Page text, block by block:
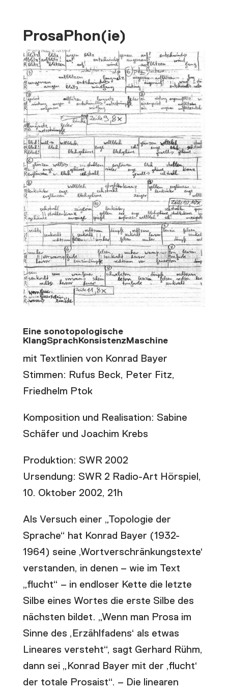
ProsaPhon(ie)
Eine sonotopologische
KlangSprachKonsistenzMaschine
mit Textlinien von Konrad Bayer
Stimmen: Rufus Beck, Peter Fitz,
Friedhelm Ptok
Komposition und Realisation: Sabine
Schäfer und Joachim Krebs
Produktion: SWR 2002
Ursendung: SWR 2 Radio-Art Hörspiel,
10. Oktober 2002, 21h
Als Versuch einer „Topologie der
Sprache“ hat Konrad Bayer (1932-
1964) seine ‚Wortverschränkungstexte‘
verstanden, in denen – wie im Text
„flucht“ – in endloser Kette die letzte
Silbe eines Wortes die erste Silbe des
nächsten bildet. „Wenn man Prosa im
Sinne des ‚Erzählfadens‘ als etwas
Lineares versteht“, sagt Gerhard Rühm,
dann sei „Konrad Bayer mit der ‚flucht‘
der totale Prosaist“. – Die linearen